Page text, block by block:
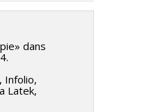
dans
Infolio,
Latek,